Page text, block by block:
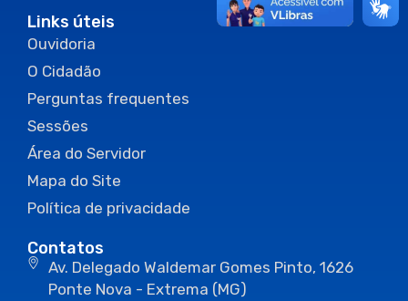
Links úteis
Ouvidoria
O Cidadão
Perguntas frequentes
Sessões
Área do Servidor
Mapa do Site
Política de privacidade
Contatos
Av. Delegado Waldemar Gomes Pinto, 1626
Ponte Nova - Extrema (MG)